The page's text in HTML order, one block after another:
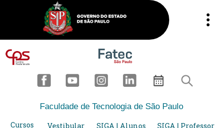
Faculdade de Tecnologia de São Paulo
Cursos
Vestibular SIGA | Alunos SIGA | Professor